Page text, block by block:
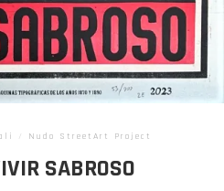
Nudo StreetArt Project
SABROSO